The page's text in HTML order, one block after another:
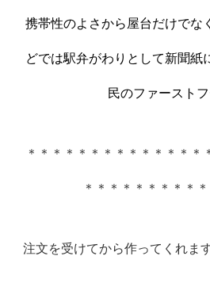
携帯性のよさから屋台だけでな
どでは駅弁がわりとして新聞紙
民のファーストフ
＊＊＊＊＊＊＊＊＊＊＊＊＊＊
＊＊＊＊＊＊＊＊＊
注文を受けてから作ってくれま